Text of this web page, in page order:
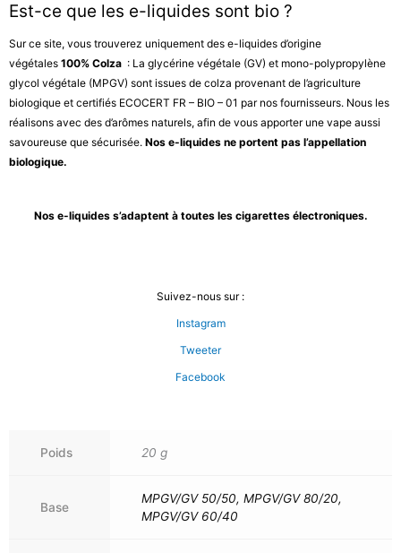
Est-ce que les e-liquides sont bio ?
Sur ce site, vous trouverez uniquement des e-liquides d’origine
végétales 100% Colza : La glycérine végétale (GV) et mono-polypropylène
glycol végétale (MPGV) sont issues de colza provenant de l’agriculture
biologique et certifiés ECOCERT FR – BIO – 01 par nos fournisseurs. Nous les
réalisons avec des d’arômes naturels, afin de vous apporter une vape aussi
savoureuse que sécurisée. Nos e-liquides ne portent pas l’appellation
biologique.
Nos e-liquides s’adaptent à toutes les cigarettes électroniques.
Suivez-nous sur :
Instagram
Tweeter
Facebook
Poids 20 g
Base
MPGV/GV 50/50, MPGV/GV 80/20,
MPGV/GV 60/40